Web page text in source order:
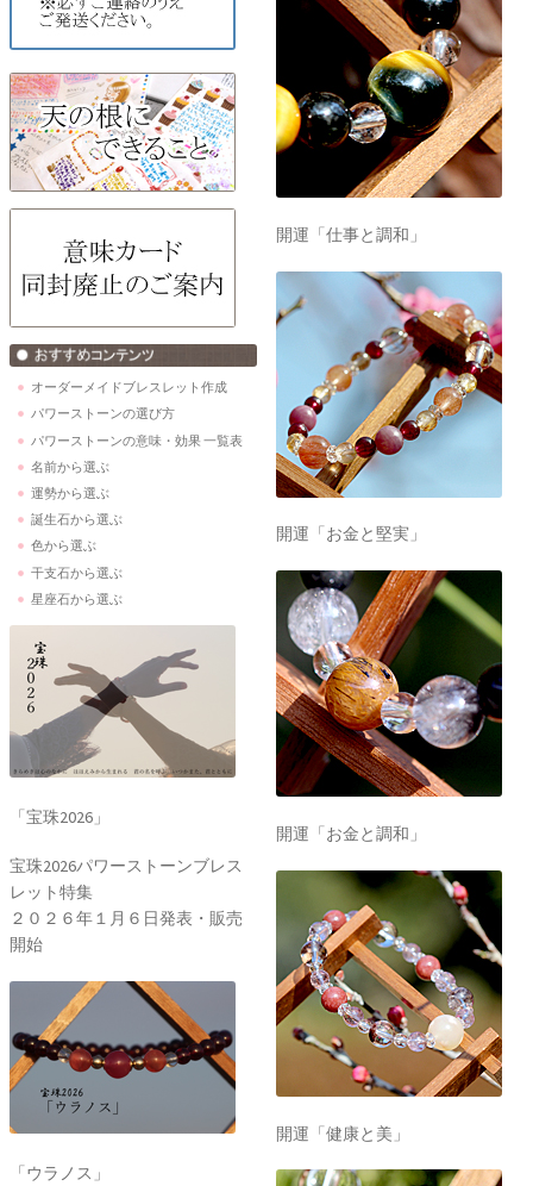
オーダーメイドブレスレット作成
パワーストーンの選び方
パワーストーンの意味・効果 一覧表
名前から選ぶ
運勢から選ぶ
誕生石から選ぶ
色から選ぶ
干支石から選ぶ
星座石から選ぶ
「宝珠2026」
宝珠2026パワーストーンブレス
レット特集
２０２６年１月６日発表・販売
開始
「ウラノス」
開運「仕事と調和」
開運「お金と堅実」
開運「お金と調和」
開運「健康と美」